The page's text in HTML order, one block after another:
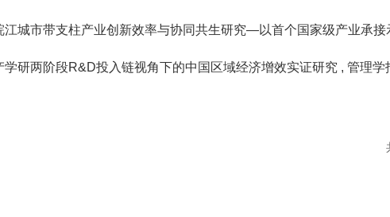
江城市带支柱产业创新效率与协同共生研究—以首个国家级产业承接
学研两阶段R&D投入链视角下的中国区域经济增效实证研究 , 管理学